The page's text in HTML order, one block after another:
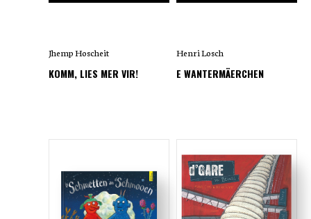
Jhemp Hoscheit
KOMM, LIES MER VIR!
Henri Losch
E WANTERMÄERCHEN